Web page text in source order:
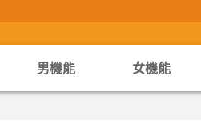
男機能 女機能